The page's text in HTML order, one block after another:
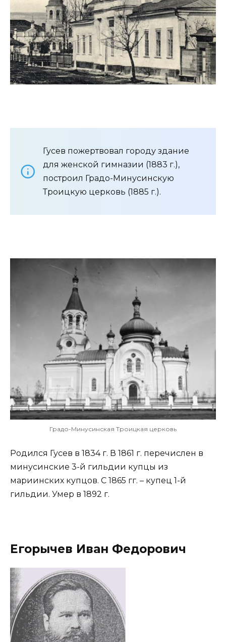
Гусев пожертвовал городу здание
для женской гимназии (1883 г.),
построил Градо-Минусинскую
Троицкую церковь (1885 г.).
Градо-Минусинская Троицкая церковь
Родился Гусев в 1834 г. В 1861 г. перечислен в
минусинские 3-й гильдии купцы из
мариинских купцов. С 1865 гг. – купец 1-й
гильдии. Умер в 1892 г.
Егорычев Иван Федорович